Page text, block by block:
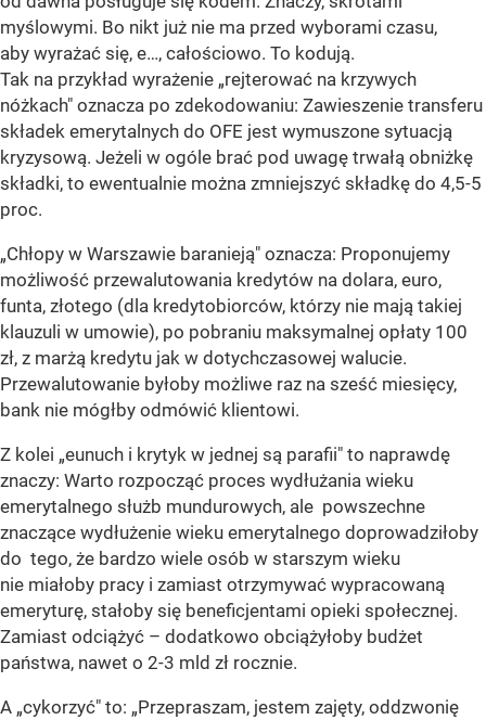
myślowymi. Bo nikt już nie ma przed wyborami czasu,
aby wyrażać się, e…, całościowo. To kodują.
Tak na przykład wyrażenie „rejterować na krzywych
nóżkach" oznacza po zdekodowaniu: Zawieszenie transferu
składek emerytalnych do OFE jest wymuszone sytuacją
kryzysową. Jeżeli w ogóle brać pod uwagę trwałą obniżkę
składki, to ewentualnie można zmniejszyć składkę do 4,5-5
proc.
„Chłopy w Warszawie baranieją" oznacza: Proponujemy
możliwość przewalutowania kredytów na dolara, euro,
funta, złotego (dla kredytobiorców, którzy nie mają takiej
klauzuli w umowie), po pobraniu maksymalnej opłaty 100
zł, z marżą kredytu jak w dotychczasowej walucie.
Przewalutowanie byłoby możliwe raz na sześć miesięcy,
bank nie mógłby odmówić klientowi.
Z kolei „eunuch i krytyk w jednej są parafii" to naprawdę
znaczy: Warto rozpocząć proces wydłużania wieku
emerytalnego służb mundurowych, ale powszechne
znaczące wydłużenie wieku emerytalnego doprowadziłoby
do tego, że bardzo wiele osób w starszym wieku
nie miałoby pracy i zamiast otrzymywać wypracowaną
emeryturę, stałoby się beneficjentami opieki społecznej.
Zamiast odciążyć – dodatkowo obciążyłoby budżet
państwa, nawet o 2-3 mld zł rocznie.
A „cykorzyć" to: „Przepraszam, jestem zajęty, oddzwonię